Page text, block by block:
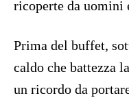
ricoperte da uomini
Prima del buffet,
caldo che battezza
un ricordo da